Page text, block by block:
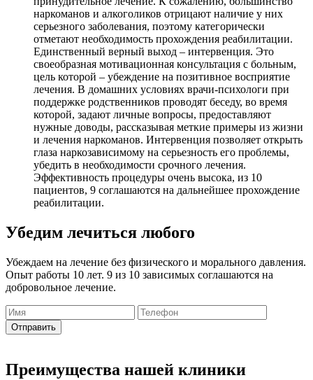
наркоманов и алкоголиков отрицают наличие у них
серьезного заболевания, поэтому категорически
отметают необходимость прохождения реабилитации.
Единственный верный выход – интервенция. Это
своеобразная мотивационная консультация с больным,
цель которой – убеждение на позитивное восприятие
лечения. В домашних условиях врачи-психологи при
поддержке родственников проводят беседу, во время
которой, задают личные вопросы, предоставляют
нужные доводы, рассказывая меткие примеры из жизни
и лечения наркоманов. Интервенция позволяет открыть
глаза наркозависимому на серьезность его проблемы,
убедить в необходимости срочного лечения.
Эффективность процедуры очень высока, из 10
пациентов, 9 соглашаются на дальнейшее прохождение
реабилитации.
Убедим лечиться любого
Убеждаем на лечение без физического и морального давления.
Опыт работы 10 лет. 9 из 10 зависимых соглашаются на
добровольное лечение.
Отправить
Преимущества нашей клиники